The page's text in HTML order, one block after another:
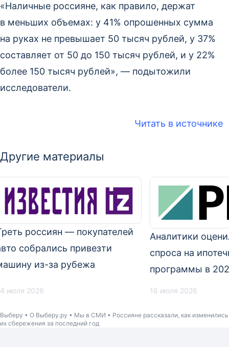
«Наличные россияне, как правило, держат
в меньших объемах: у 41% опрошенных сумма
на руках не превышает 50 тысяч рублей, у 37%
составляет от 50 до 150 тысяч рублей, и у 22%
более 150 тысяч рублей», — подытожили
исследователи.
Читать в источнике
Другие материалы
россиян — покупателей
собрались привезти
из-за рубежа
июля 2026
Аналитики
спроса на
программы в
16 июля 2026
Выберу О Выберу.ру Мы в СМИ
Россияне рассказали, как изменились
их сбережения за последний год